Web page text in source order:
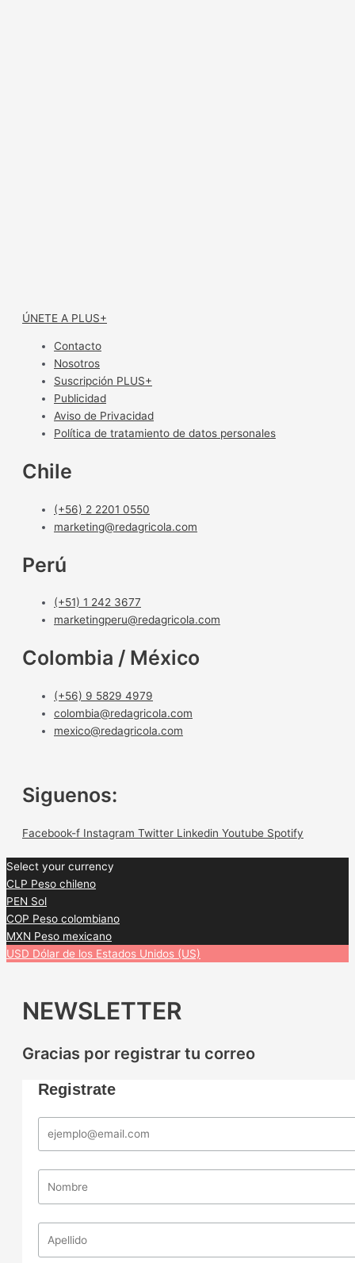
ÚNETE A PLUS+
Contacto
Nosotros
Suscripción PLUS+
Publicidad
Aviso de Privacidad
Política de tratamiento de datos personales
Chile
(+56) 2 2201 0550
marketing@redagricola.com
Perú
(+51) 1 242 3677
marketingperu@redagricola.com
Colombia / México
(+56) 9 5829 4979
colombia@redagricola.com
mexico@redagricola.com
Siguenos:
Facebook-f Instagram Twitter Linkedin Youtube Spotify
Select your currency
CLP Peso chileno
PEN Sol
COP Peso colombiano
MXN Peso mexicano
USD Dólar de los Estados Unidos (US)
NEWSLETTER
Gracias por registrar tu correo
Registrate